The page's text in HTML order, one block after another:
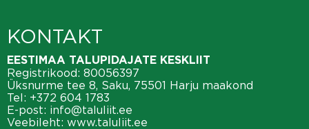
KONTAKT
EESTIMAA TALUPIDAJATE KESKLIIT
Registrikood: 80056397
Üksnurme tee 8, Saku, 75501 Harju maakond
Tel: +372 604 1783
E-post: info@taluliit.ee
Veebileht: www.taluliit.ee